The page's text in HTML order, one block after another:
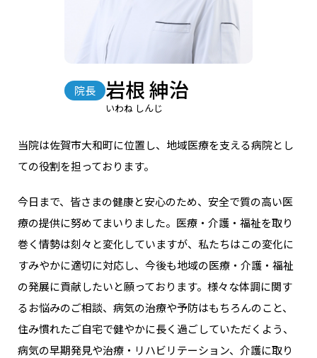
当院は佐賀市大和町に位置し、地域医療を支える病院とし
ての役割を担っております。
今日まで、皆さまの健康と安心のため、安全で質の高い医
療の提供に努めてまいりました。医療・介護・福祉を取り
巻く情勢は刻々と変化していますが、私たちはこの変化に
すみやかに適切に対応し、今後も地域の医療・介護・福祉
の発展に貢献したいと願っております。様々な体調に関す
るお悩みのご相談、病気の治療や予防はもちろんのこと、
住み慣れたご自宅で健やかに長く過ごしていただくよう、
病気の早期発見や治療・リハビリテーション、介護に取り
院長 岩根 紳治
いわね しんじ